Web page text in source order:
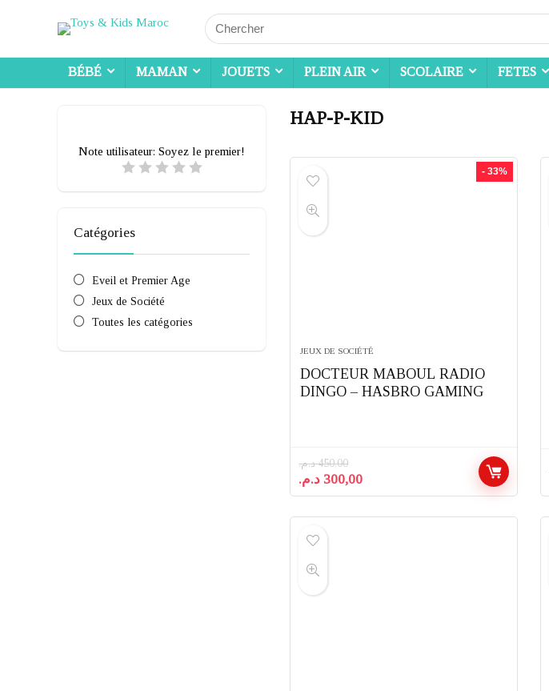
Search
for:
BÉBÉ MAMAN JOUETS PLEIN AIR SCOLAIRE FETES
HAP-P-KID
Note utilisateur: Soyez le premier!
Catégories
Eveil et Premier Age
Jeux de Société
Toutes les catégories
- 33%
JEUX DE SOCIÉTÉ
DOCTEUR MABOUL RADIO
DINGO – HASBRO GAMING
450,00 د.م.
Le
prix
300,00 د.م.
Le
prix